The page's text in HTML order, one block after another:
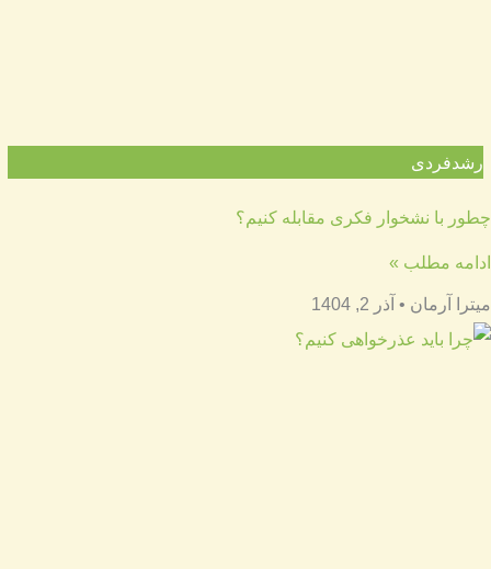
رشدفردی
چطور با نشخوار فکری مقابله کنیم؟
ادامه مطلب »
میترا آرمان آذر 2, 1404